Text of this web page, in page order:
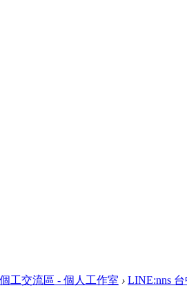
個工交流區 - 個人工作室 › LINE:nns